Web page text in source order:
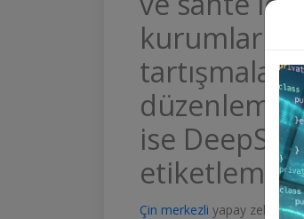
kurumların
düzenleme
ise
etiketleme
Çin merkezli yapay zekâ